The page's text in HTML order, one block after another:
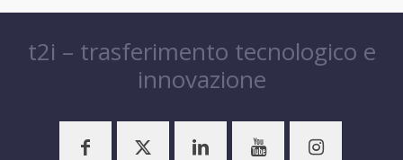
t2i – trasferimento tecnologico e
innovazione